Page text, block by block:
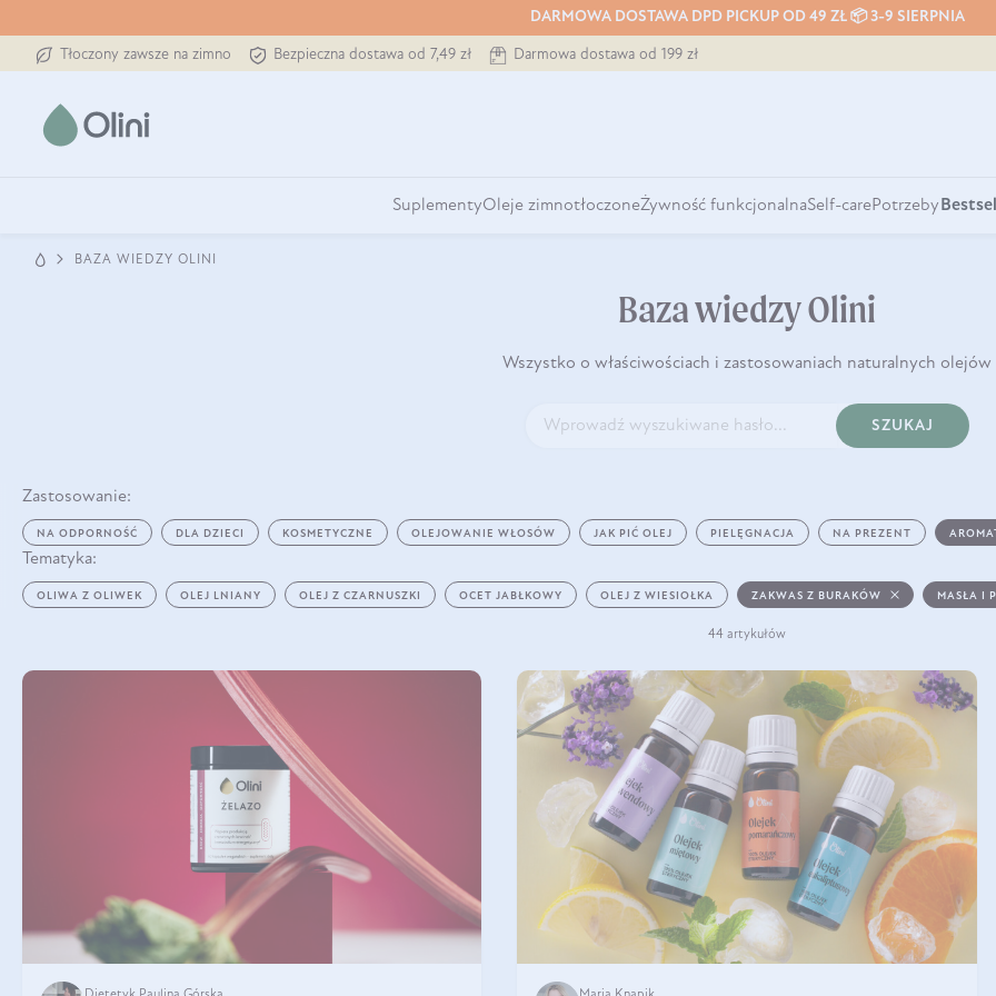
DARMOWA DOSTAWA DPD PICKUP OD 49 ZŁ 📦 3-9 SIERPNIA
Tłoczony zawsze na zimno Bezpieczna dostawa od 7,49 zł Darmowa dostawa od 199 zł
SuplementyOleje zimnotłoczoneŻywność funkcjonalnaSelf-carePotrzeby
BAZA WIEDZY OLINI
Baza wiedzy Olini
Wszystko o właściwościach i zastosowaniach naturalnych olejów
SZUKAJ
Zastosowanie:
NA ODPORNOŚĆ DLA DZIECI KOSMETYCZNE OLEJOWANIE WŁOSÓW JAK PIĆ OLEJ PIELĘGNACJA NA PREZENT
Tematyka:
OLIWA Z OLIWEK OLEJ LNIANY OLEJ Z CZARNUSZKI OCET JABŁKOWY OLEJ Z WIESIOŁKA ZAKWAS Z BURAKÓW MASŁA I
44 artykułów